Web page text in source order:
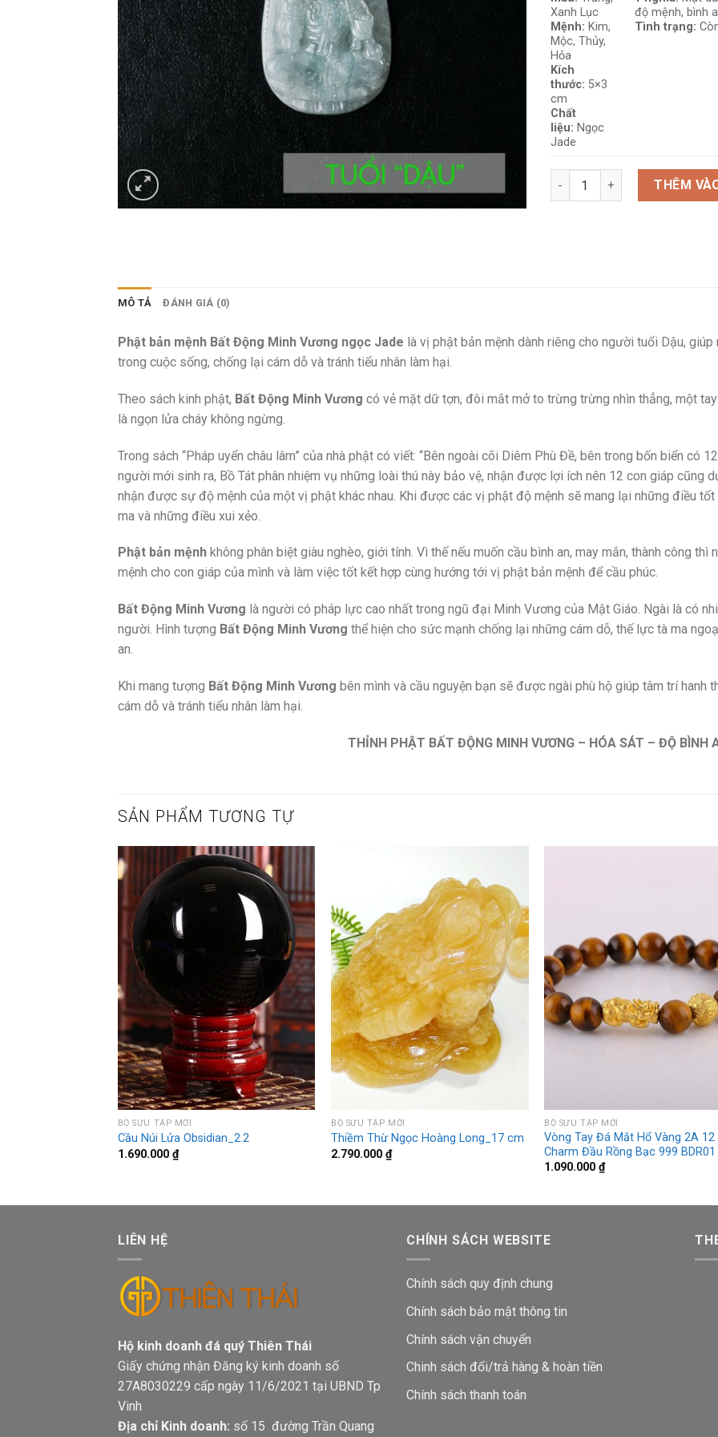
Xanh Lục
Mệnh: Kim,
Mộc, Thủy,
Hỏa
Kích
thước: 5×3
cm
Chất
liệu: Ngọc
Jade
độ mệnh, bình
Tình trạng:
PBM Bất Động Minh Vương
THÊM
MÔ TẢ ĐÁNH GIÁ (0)
Phật bản mệnh Bất Động Minh Vương ngọc Jade là vị phật bản mệnh dành riêng cho người tuổi Dậu,
trong cuộc sống, chống lại cám dỗ và tránh tiểu nhân làm hại.
Theo sách kinh phật, Bất Động Minh Vương có vẻ mặt dữ tợn, đôi mắt mở to trừng trừng nhìn thẳng, một
là ngọn lửa cháy không ngừng.
Trong sách “Pháp uyển châu lâm” của nhà phật có viết: “Bên ngoài cõi Diêm Phù Đề, bên trong bốn biển có
người mới sinh ra, Bồ Tát phân nhiệm vụ những loài thú này bảo vệ, nhận được lợi ích nên 12 con giáp cũng
nhận được sự độ mệnh của một vị phật khác nhau. Khi được các vị phật độ mệnh sẽ mang lại những điều
ma và những điều xui xẻo.
Phật bản mệnh không phân biệt giàu nghèo, giới tính. Vì thế nếu muốn cầu bình an, may mắn, thành công
mệnh cho con giáp của mình và làm việc tốt kết hợp cùng hướng tới vị phật bản mệnh để cầu phúc.
Bất Động Minh Vương là người có pháp lực cao nhất trong ngũ đại Minh Vương của Mật Giáo. Ngài là có
người. Hình tượng Bất Động Minh Vương thể hiện cho sức mạnh chống lại những cám dỗ, thế lực tà ma
an.
Khi mang tượng Bất Động Minh Vương bên mình và cầu nguyện bạn sẽ được ngài phù hộ giúp tâm trí hanh
cám dỗ và tránh tiểu nhân làm hại.
THỈNH PHẬT BẤT ĐỘNG MINH VƯƠNG – HÓA SÁT – ĐỘ BÌNH
SẢN PHẨM TƯƠNG TỰ
BỘ SƯU TẬP MỚI
Cầu Núi Lửa Obsidian_2.2
1.690.000 ₫
BỘ SƯU TẬP MỚI
Thiềm Thừ Ngọc Hoàng Long_17 cm
2.790.000₫
BỘ SƯU TẬP MỚI
Vòng Tay Đá Mắt Hổ Vàng 2A 12
Charm Đầu Rồng Bạc 999 BDR01
1.090.000₫
LIÊN HỆ
Hộ kinh doanh đá quý Thiên Thái
Giấy chứng nhận Đăng ký kinh doanh số
27A8030229 cấp ngày 11/6/2021 tại UBND Tp
Vinh
Địa chỉ Kinh doanh: số 15 đường Trần Quang
CHÍNH SÁCH WEBSITE
Chính sách quy định chung
Chính sách bảo mật thông tin
Chính sách vận chuyển
Chinh sách đổi/trả hàng & hoàn tiền
Chính sách thanh toán